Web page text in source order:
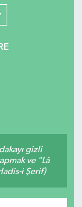
gizli
ve "Lâ
i Şerif)